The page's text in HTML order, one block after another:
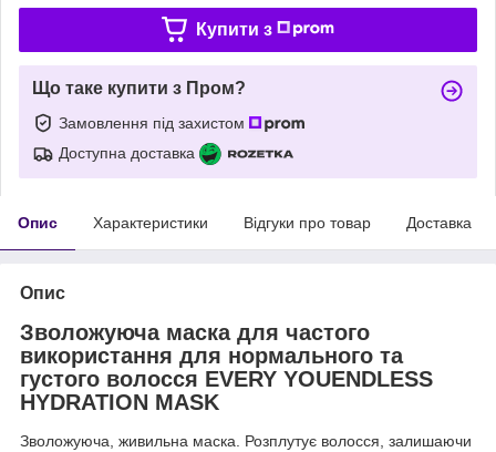
Купити з
Що таке купити з Пром?
Замовлення під захистом
Доступна доставка
Опис Характеристики Відгуки про товар Доставка
Опис
Зволожуюча маска для частого
використання для нормального та
густого волосся EVERY YOUENDLESS
HYDRATION MASK
Зволожуюча, живильна маска. Розплутує волосся, залишаючи